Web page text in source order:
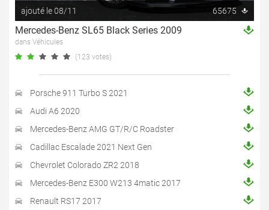
ajouté le 08/11 65675
Mercedes-Benz SL65 Black Series 2009
dans Véhicules
(123 votes)
Porsche 911 Turbo S 2021
Audi A6 2020
Mercedes-Benz AMG GT/R/C Roadster
Cadillac Escalade 2021 Next Gen
Chevrolet Colorado ZR2 2018
Mercedes-Benz E300 W213 4matic 2017
Renault RS17 2017